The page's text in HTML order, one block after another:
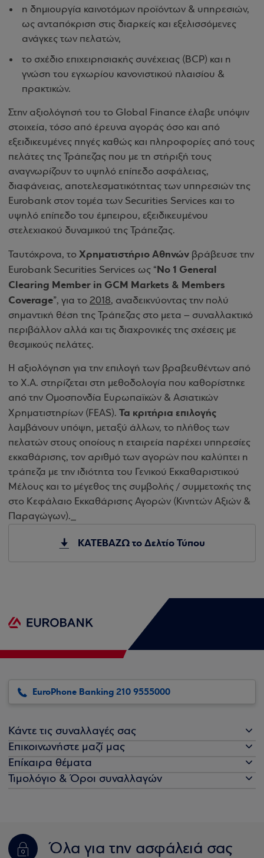
η δημιουργία καινοτόμων προϊόντων & υπηρεσιών,
ως ανταπόκριση στις διαρκείς και εξελισσόμενες
ανάγκες των πελατών,
το σχέδιο επιχειρησιακής συνέχειας (BCP) και η
γνώση του εγχωρίου κανονιστικού πλαισίου &
πρακτικών.
Στην αξιολόγησή του το Global Finance έλαβε υπόψιν
στοιχεία, τόσο από έρευνα αγοράς όσο και από
εξειδικευμένες πηγές καθώς και πληροφορίες από τους
πελάτες της Τράπεζας που με τη στήριξή τους
αναγνωρίζουν το υψηλό επίπεδο ασφάλειας,
διαφάνειας, αποτελεσματικότητας των υπηρεσιών της
Eurobank στον τομέα των Securities Services και το
υψηλό επίπεδο του έμπειρου, εξειδικευμένου
στελεχιακού δυναμικού της Τράπεζας.
Ταυτόχρονα, το Χρηματιστήριο Αθηνών βράβευσε την
Eurobank Securities Services ως “Νο 1 General
Clearing Member in GCM Markets & Members
Coverage”, για το 2018, αναδεικνύοντας την πολύ
σημαντική θέση της Τράπεζας στο μετα – συναλλακτικό
περιβάλλον αλλά και τις διαχρονικές της σχέσεις με
θεσμικούς πελάτες.
Η αξιολόγηση για την επιλογή των βραβευθέντων από
το Χ.Α. στηρίζεται στη μεθοδολογία που καθορίστηκε
από την Ομοσπονδία Ευρωπαϊκών & Ασιατικών
Χρηματιστηρίων (FEAS). Τα κριτήρια επιλογής
λαμβάνουν υπόψη, μεταξύ άλλων, το πλήθος των
πελατών στους οποίους η εταιρεία παρέχει υπηρεσίες
εκκαθάρισης, τον αριθμό των αγορών που καλύπτει η
τράπεζα με την ιδιότητα του Γενικού Εκκαθαριστικού
Μέλους και το μέγεθος της συμβολής / συμμετοχής της
στο Κεφάλαιο Εκκαθάρισης Αγορών (Κινητών Αξιών &
Παραγώγων)._
ΚΑΤΕΒΑΖΩ το Δελτίο Τύπου
EuroPhone Banking 210 9555000
Κάντε τις συναλλαγές σας
Επικοινωνήστε μαζί μας
Επίκαιρα θέματα
Τιμολόγιο & Όροι συναλλαγών
Όλα για την ασφάλειά σας